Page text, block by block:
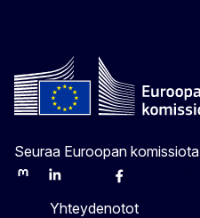
Seuraa Euroopan komissiota
MastodonLinkedInBlueskyFacebook
Yhteydenotot